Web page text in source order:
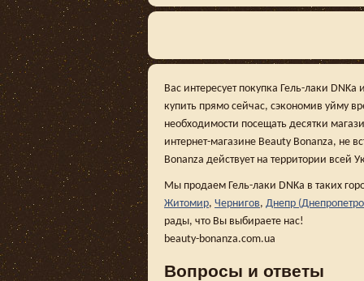
Вас интересует покупка Гель-лаки
купить прямо сейчас, сэкономив уйму
необходимости посещать десятки
интернет-магазине Beauty Bonanza, не
Bonanza действует на территории всей
Мы продаем Гель-лаки DNKa в таких
Житомир, Чернигов, Днепр
рады, что Вы выбираете нас!
beauty-bonanza.com.ua
Вопросы и ответы